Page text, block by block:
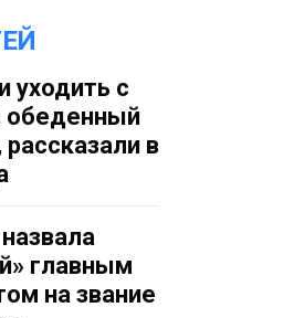
уходить с
обеденный
в
главным
на звание